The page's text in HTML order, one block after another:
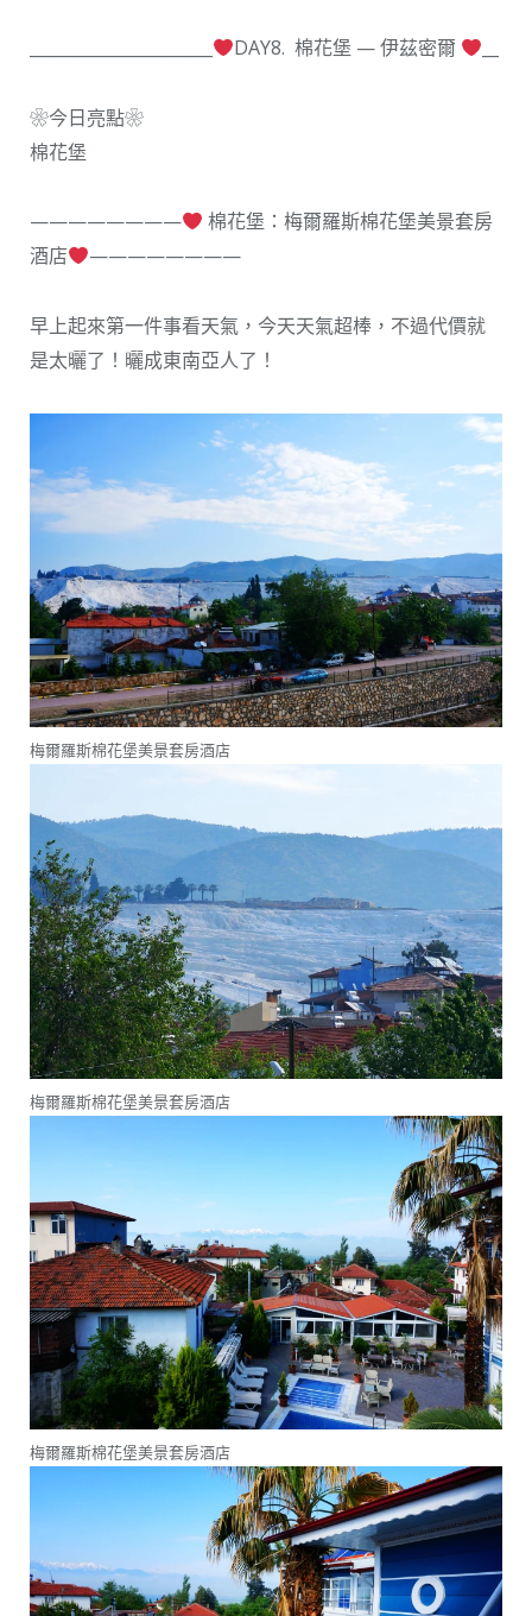
DAY8. 棉花堡 — 伊茲密爾
❀今日亮點❀
棉花堡
————————
棉花堡：梅爾羅斯棉花堡美景套房
酒店
————————
早上起來第一件事看天氣，今天天氣超棒，不過代價就
是太曬了！曬成東南亞人了！
梅爾羅斯棉花堡美景套房酒店
梅爾羅斯棉花堡美景套房酒店
梅爾羅斯棉花堡美景套房酒店